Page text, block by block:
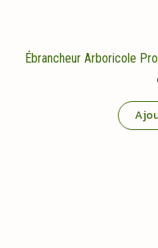
Ébrancheur Arboricole